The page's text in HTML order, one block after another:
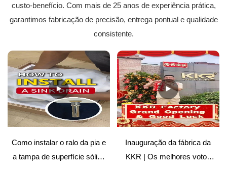
custo-benefício. Com mais de 25 anos de experiência prática,
garantimos fabricação de precisão, entrega pontual e qualidade
consistente.
Como instalar o ralo da pia e
a tampa de superfície sólida
Inauguração da fábrica da
KKR | Os melhores votos